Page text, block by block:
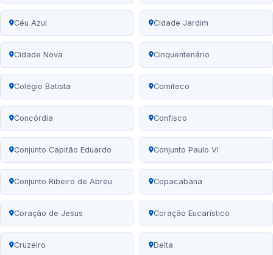
Céu Azul Cidade Jardim
Cidade Nova Cinquentenário
Colégio Batista Comiteco
Concórdia Confisco
Conjunto Capitão Eduardo Conjunto Paulo VI
Conjunto Ribeiro de Abreu Copacabana
Coração de Jesus Coração Eucarístico
Cruzeiro Delta